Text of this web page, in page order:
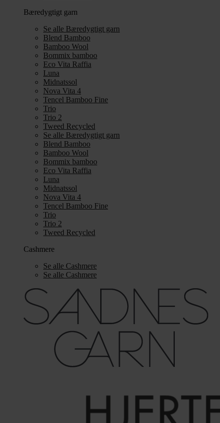
Bæredygtigt garn
Se alle Bæredygtigt garn
Blend Bamboo
Bamboo Wool
Bommix bamboo
Eco Vita Raffia
Luna
Midnatssol
Nova Vita 4
Tencel Bamboo Fine
Trio
Trio 2
Tweed Recycled
Se alle Bæredygtigt garn
Blend Bamboo
Bamboo Wool
Bommix bamboo
Eco Vita Raffia
Luna
Midnatssol
Nova Vita 4
Tencel Bamboo Fine
Trio
Trio 2
Tweed Recycled
Cashmere
Se alle Cashmere
Se alle Cashmere